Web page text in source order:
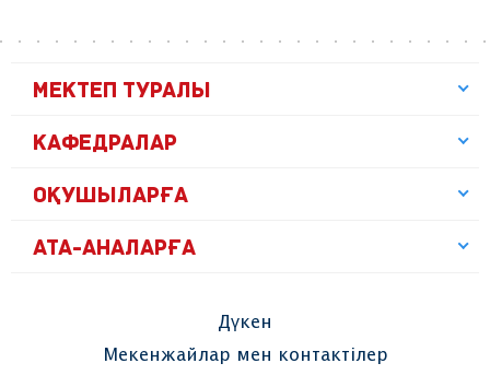
МЕКТЕП ТУРАЛЫ
КАФЕДРАЛАР
ОҚУШЫЛАРҒА
АТА-АНАЛАРҒА
Дүкен
Мекенжайлар мен контактілер